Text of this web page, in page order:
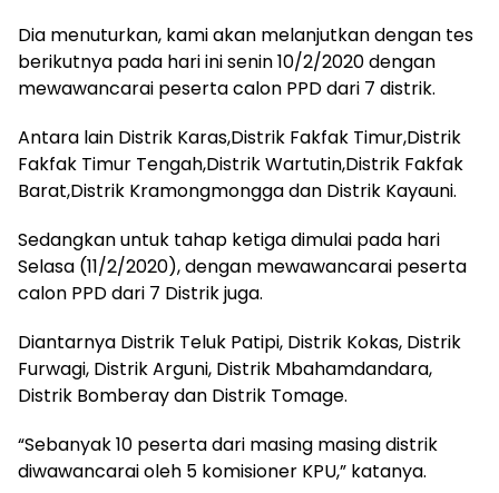
Dia menuturkan, kami akan melanjutkan dengan tes
berikutnya pada hari ini senin 10/2/2020 dengan
mewawancarai peserta calon PPD dari 7 distrik.
Antara lain Distrik Karas,Distrik Fakfak Timur,Distrik
Fakfak Timur Tengah,Distrik Wartutin,Distrik Fakfak
Barat,Distrik Kramongmongga dan Distrik Kayauni.
Sedangkan untuk tahap ketiga dimulai pada hari
Selasa (11/2/2020), dengan mewawancarai peserta
calon PPD dari 7 Distrik juga.
Diantarnya Distrik Teluk Patipi, Distrik Kokas, Distrik
Furwagi, Distrik Arguni, Distrik Mbahamdandara,
Distrik Bomberay dan Distrik Tomage.
“Sebanyak 10 peserta dari masing masing distrik
diwawancarai oleh 5 komisioner KPU,” katanya.